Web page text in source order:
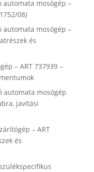
automata mosógép –
08)
automata mosógép –
és
– ART 737939 –
automata mosógép
javítási
– ART
és